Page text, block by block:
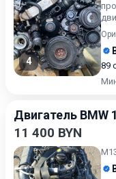
4
89
Двигатель BMW
11 400 BYN